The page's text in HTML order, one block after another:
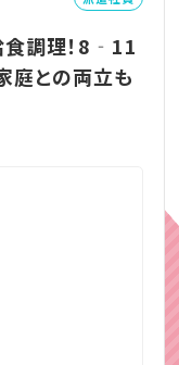
食調理！8‐11
庭との両立も